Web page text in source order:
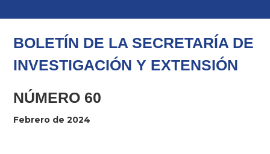
BOLETÍN DE LA SECRETARÍA DE
INVESTIGACIÓN Y EXTENSIÓN
NÚMERO 60
Febrero de 2024